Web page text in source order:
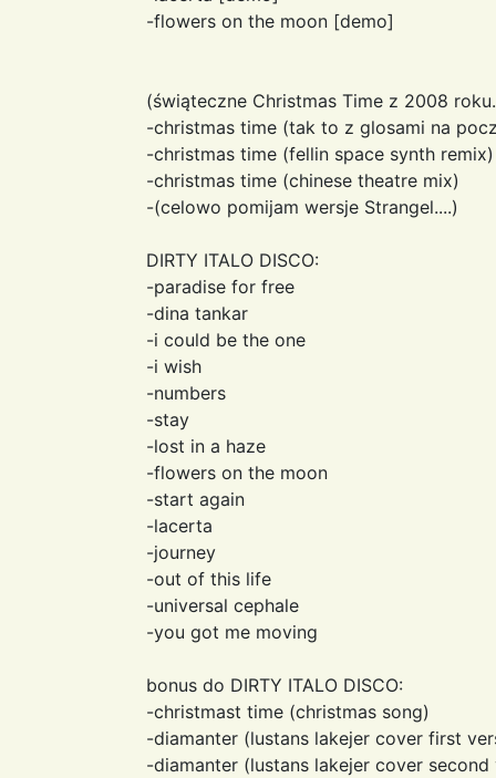
-flowers on the moon [demo]
(świąteczne Christmas Time z 2008
-christmas time (tak to z glosami na
-christmas time (fellin space synth remix)
-christmas time (chinese theatre mix)
-(celowo pomijam wersje Strangel....)
DIRTY ITALO DISCO:
-paradise for free
-dina tankar
-i could be the one
-i wish
-numbers
-stay
-lost in a haze
-flowers on the moon
-start again
-lacerta
-journey
-out of this life
-universal cephale
-you got me moving
bonus do DIRTY ITALO DISCO:
-christmast time (christmas song)
-diamanter (lustans lakejer cover first
-diamanter (lustans lakejer cover second